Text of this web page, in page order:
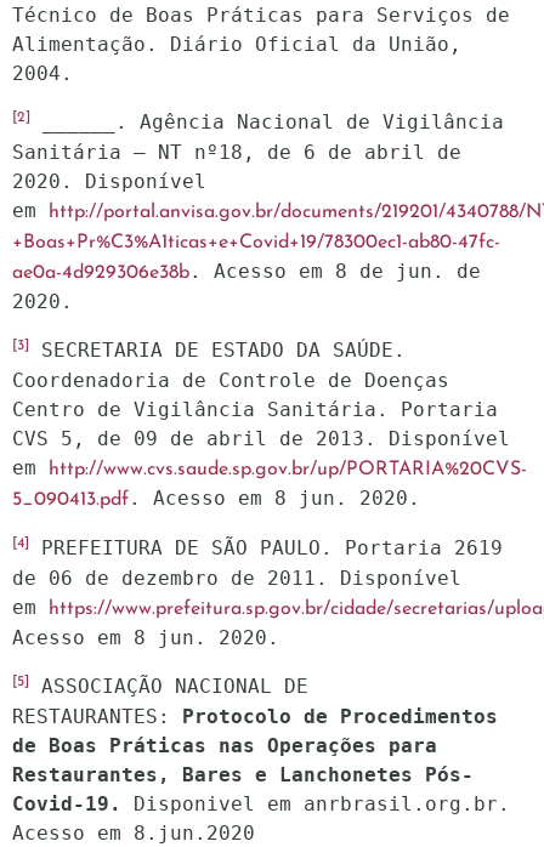
Técnico de Boas Práticas para Serviços de
Alimentação. Diário Oficial da União,
2004.
[2]
______. Agência Nacional de Vigilância
Sanitária – NT nº18, de 6 de abril de
2020. Disponível
em
http://portal.anvisa.gov.br/documents/219201/4340788/
+Boas+Pr%C3%A1ticas+e+Covid+19/78300ec1-ab80-47fc-
ae0a-4d929306e38b. Acesso em 8 de jun. de
2020.
[3]
SECRETARIA DE ESTADO DA SAÚDE.
Coordenadoria de Controle de Doenças
Centro de Vigilância Sanitária. Portaria
CVS 5, de 09 de abril de 2013. Disponível
em
http://www.cvs.saude.sp.gov.br/up/PORTARIA%20CVS-
5_090413.pdf. Acesso em 8 jun. 2020.
[4]
PREFEITURA DE SÃO PAULO. Portaria 2619
de 06 de dezembro de 2011. Disponível
em
https://www.prefeitura.sp.gov.br/cidade/secretarias/
Acesso em 8 jun. 2020.
[5]
ASSOCIAÇÃO NACIONAL DE
RESTAURANTES:
Protocolo de Procedimentos
de Boas Práticas nas Operações para
Restaurantes, Bares e Lanchonetes Pós-
Covid-19.
Disponivel em anrbrasil.org.br.
Acesso em 8.jun.2020